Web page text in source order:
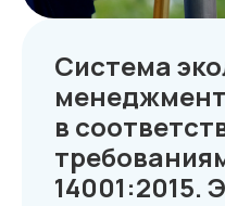
Система
в
14001:2015.